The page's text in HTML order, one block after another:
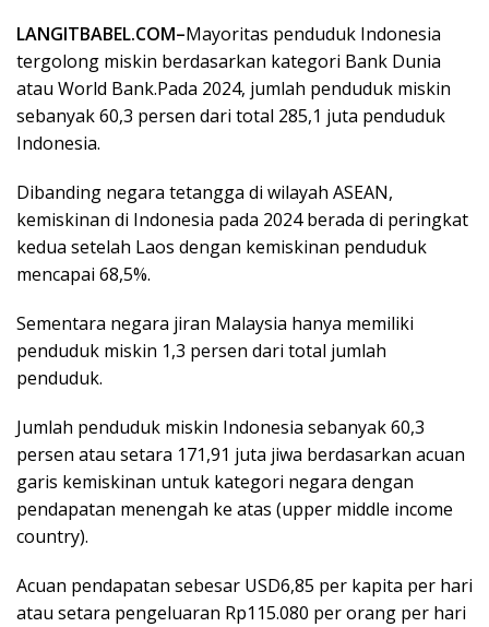
LANGITBABEL.COM–Mayoritas penduduk Indonesia
tergolong miskin berdasarkan kategori Bank Dunia
atau World Bank.Pada 2024, jumlah penduduk miskin
sebanyak 60,3 persen dari total 285,1 juta penduduk
Indonesia.
Dibanding negara tetangga di wilayah ASEAN,
kemiskinan di Indonesia pada 2024 berada di peringkat
kedua setelah Laos dengan kemiskinan penduduk
mencapai 68,5%.
Sementara negara jiran Malaysia hanya memiliki
penduduk miskin 1,3 persen dari total jumlah
penduduk.
Jumlah penduduk miskin Indonesia sebanyak 60,3
persen atau setara 171,91 juta jiwa berdasarkan acuan
garis kemiskinan untuk kategori negara dengan
pendapatan menengah ke atas (upper middle income
country).
Acuan pendapatan sebesar USD6,85 per kapita per hari
atau setara pengeluaran Rp115.080 per orang per hari